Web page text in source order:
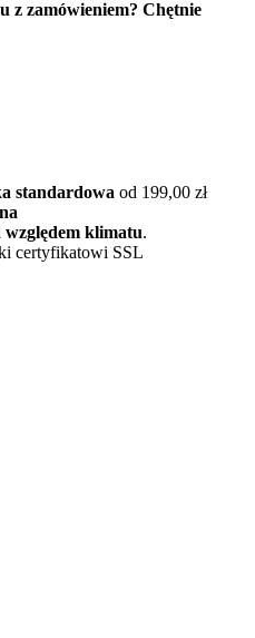
z zamówieniem? Chętnie
standardowa od 199,00 zł
względem klimatu.
certyfikatowi SSL